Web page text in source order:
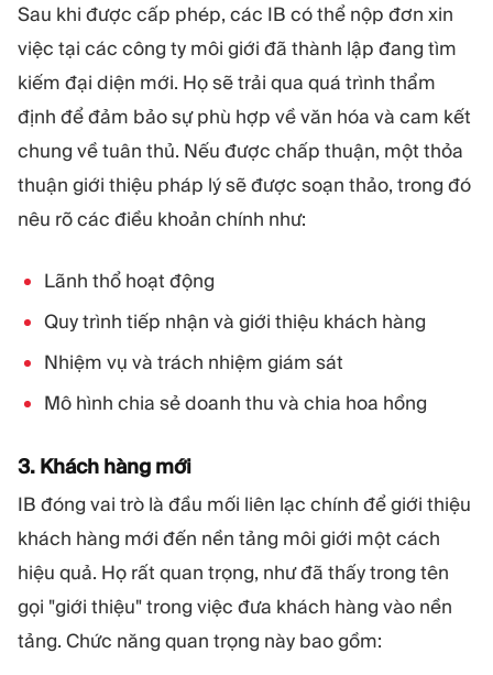
Sau khi được cấp phép, các IB có thể nộp đơn xin
việc tại các công ty môi giới đã thành lập đang tìm
kiếm đại diện mới. Họ sẽ trải qua quá trình thẩm
định để đảm bảo sự phù hợp về văn hóa và cam kết
chung về tuân thủ. Nếu được chấp thuận, một thỏa
thuận giới thiệu pháp lý sẽ được soạn thảo, trong đó
nêu rõ các điều khoản chính như:
Lãnh thổ hoạt động
Quy trình tiếp nhận và giới thiệu khách hàng
Nhiệm vụ và trách nhiệm giám sát
Mô hình chia sẻ doanh thu và chia hoa hồng
3. Khách hàng mới
IB đóng vai trò là đầu mối liên lạc chính để giới thiệu
khách hàng mới đến nền tảng môi giới một cách
hiệu quả. Họ rất quan trọng, như đã thấy trong tên
gọi "giới thiệu" trong việc đưa khách hàng vào nền
tảng. Chức năng quan trọng này bao gồm: